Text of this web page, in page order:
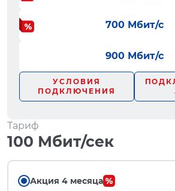
700 Мбит/с
900 Мбит/с
УСЛОВИЯ
ПОДКЛЮЧЕНИЯ
Тариф
100 Мбит/сек
Акция 4 месяца